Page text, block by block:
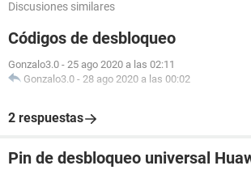
Discusiones similares
Códigos de desbloqueo
Gonzalo3.0 - 25 ago 2020 a las 02:11
Gonzalo3.0 - 28 ago 2020 a las 00:02
2 respuestas
Pin de desbloqueo universal